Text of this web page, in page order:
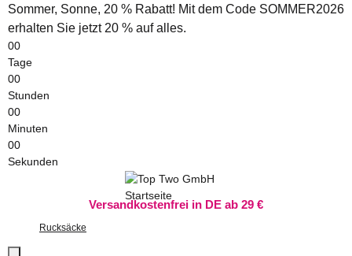
Sommer, Sonne, 20 % Rabatt! Mit dem Code SOMMER2026
erhalten Sie jetzt 20 % auf alles.
00
Tage
00
Stunden
00
Minuten
00
Sekunden
Versandkostenfrei in DE ab 29 €
Rucksäcke